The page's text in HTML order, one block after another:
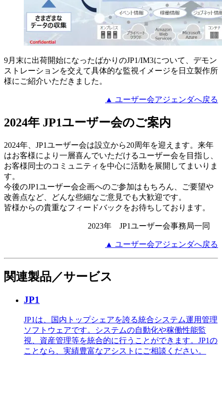
9月末に出荷開始になったばかりのJP1/IM3について、デモン
ストレーションを交えて具体的な監視イメージを日立製作所
様にご紹介いただきました。
▲ ユーザー会アジェンダへ戻る
2024年 JP1ユーザー会のご案内
2024年、JP1ユーザー会は設立から20周年を迎えます。来年
はお客様により一層喜んでいただけるユーザー会を目指し、
お客様同士のコミュニティを中心に活動を展開してまいりま
す。
今後のJP1ユーザー会企画へのご参加はもちろん、ご要望や
改善点など、どんな些細なご意見でも大歓迎です。
皆様からの貴重なフィードバックをお待ちしております。
2023年 JP1ユーザー会事務局一同
▲ ユーザー会アジェンダへ戻る
関連製品／サービス
JP1
JP1は、国内トップシェアを誇る統合システム運用管理
ソフトウェアです。システムの自動化や稼働性能監
視、資産管理等を統合的に行うことができます。JP1の
ことなら、実績豊富なアシストにご相談ください。